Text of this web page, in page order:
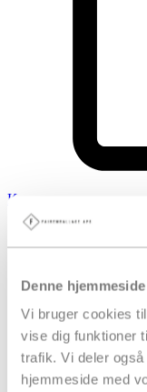
Denne
Vi bruger cookies
vise dig funktioner
trafik. Vi deler
hjemmeside med
Kurv